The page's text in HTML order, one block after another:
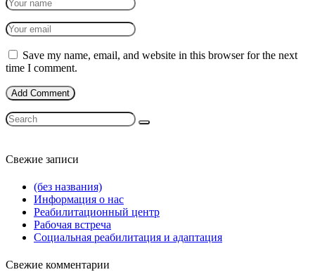
Save my name, email, and website in this browser for the next
time I comment.
Свежие записи
(без названия)
Информация о нас
Реабилитационный центр
Рабочая встреча
Социальная реабилитация и адаптация
Свежие комментарии